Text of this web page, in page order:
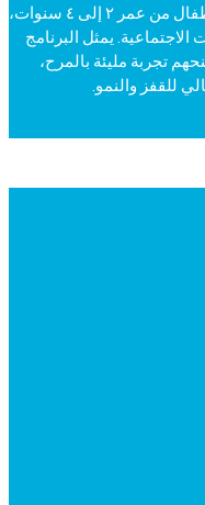
ميني باونس سكواد هو برنامج مخصص للأطفال من عمر ٢ إلى ٤ سنوات،
يمثل البرنامج
تجربة مليئة بالمرح،
للقفز والنمو.